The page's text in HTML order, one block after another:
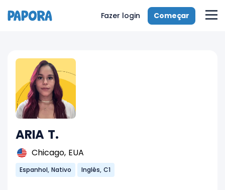
Fazer login Começar
ARIA T.
Chicago, EUA
Espanhol, Nativo Inglês, C1